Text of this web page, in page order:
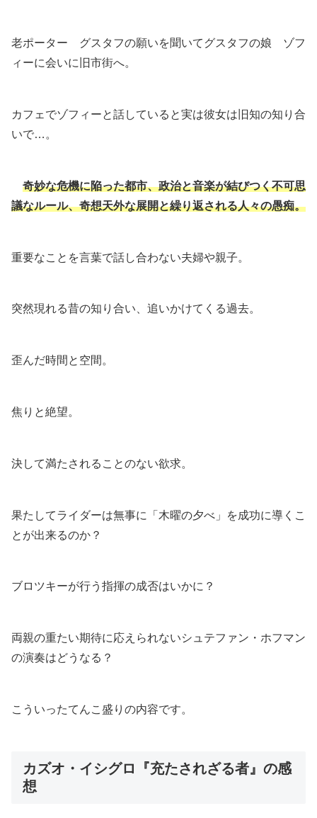
老ポーター グスタフの願いを聞いてグスタフの娘 ゾフ
ィーに会いに旧市街へ。
カフェでゾフィーと話していると実は彼女は旧知の知り合
いで…。
奇妙な危機に陥った都市、政治と音楽が結びつく不可思
議なルール、奇想天外な展開と繰り返される人々の愚痴。
重要なことを言葉で話し合わない夫婦や親子。
突然現れる昔の知り合い、追いかけてくる過去。
歪んだ時間と空間。
焦りと絶望。
決して満たされることのない欲求。
果たしてライダーは無事に「木曜の夕べ」を成功に導くこ
とが出来るのか？
ブロツキーが行う指揮の成否はいかに？
両親の重たい期待に応えられないシュテファン・ホフマン
の演奏はどうなる？
こういったてんこ盛りの内容です。
カズオ・イシグロ『充たされざる者』の感
想